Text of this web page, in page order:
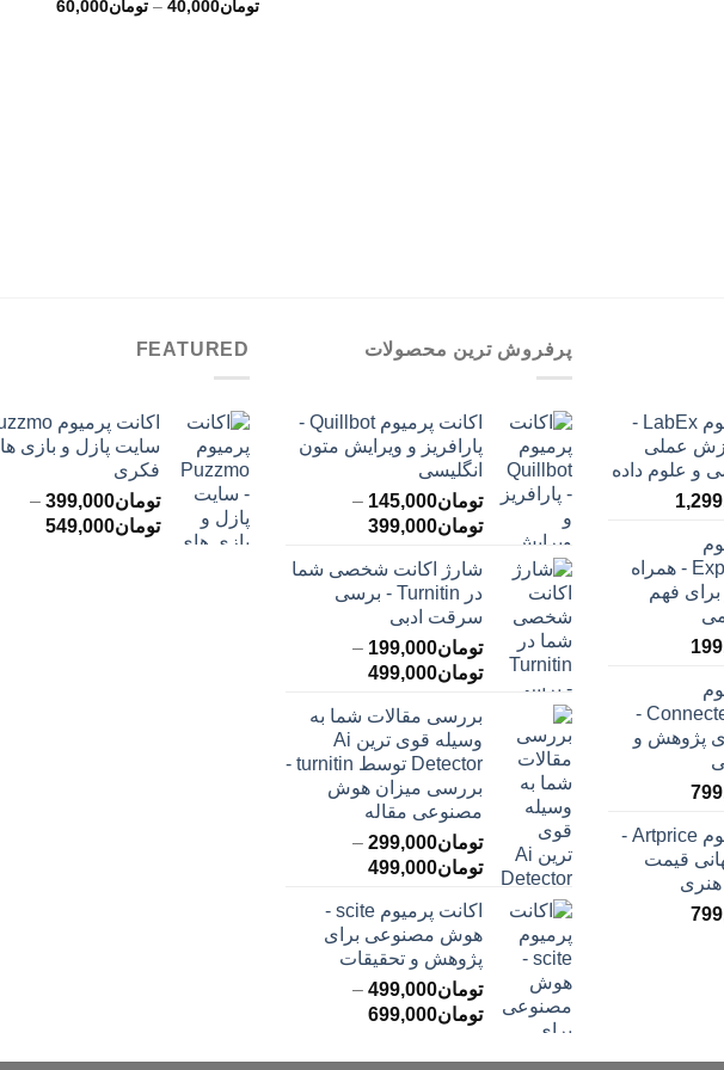
تومان40,000
– تومان60,000محدوده
اکانت پرمیوم LabEx -
عملی
و علوم داده
Explainpaper - همراه
فهم
Connected Papers -
پژوهش و
اکانت پرمیوم Artprice -
قیمت
هنری
پرفروش ترین محصولات
اکانت پرمیوم Quillbot -
پارافریز و ویرایش متون
انگلیسی
تومان145,000
–
تومان399,000محدوده
تومان145,000
تا
شارژ اکانت شخصی شما
در Turnitin - برسی
سرقت ادبی
تومان199,000
–
تومان499,000محدوده
تومان199,000
تا
تومان499,000
بررسی مقالات شما به
وسیله قوی ترین Ai
Detector توسط turnitin -
بررسی میزان هوش
مصنوعی مقاله
تومان299,000
–
تومان499,000محدوده
تا
تومان499,000
اکانت پرمیوم scite -
هوش مصنوعی برای
پژوهش و تحقیقات
تومان499,000
–
تومان699,000محدوده
تومان499,000
FEATURED
سایت پازل و بازی
فکری
تومان399,000
–
تومان549,000